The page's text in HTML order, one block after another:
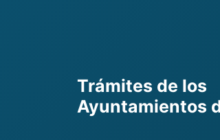
Trámites de los
Ayuntamientos